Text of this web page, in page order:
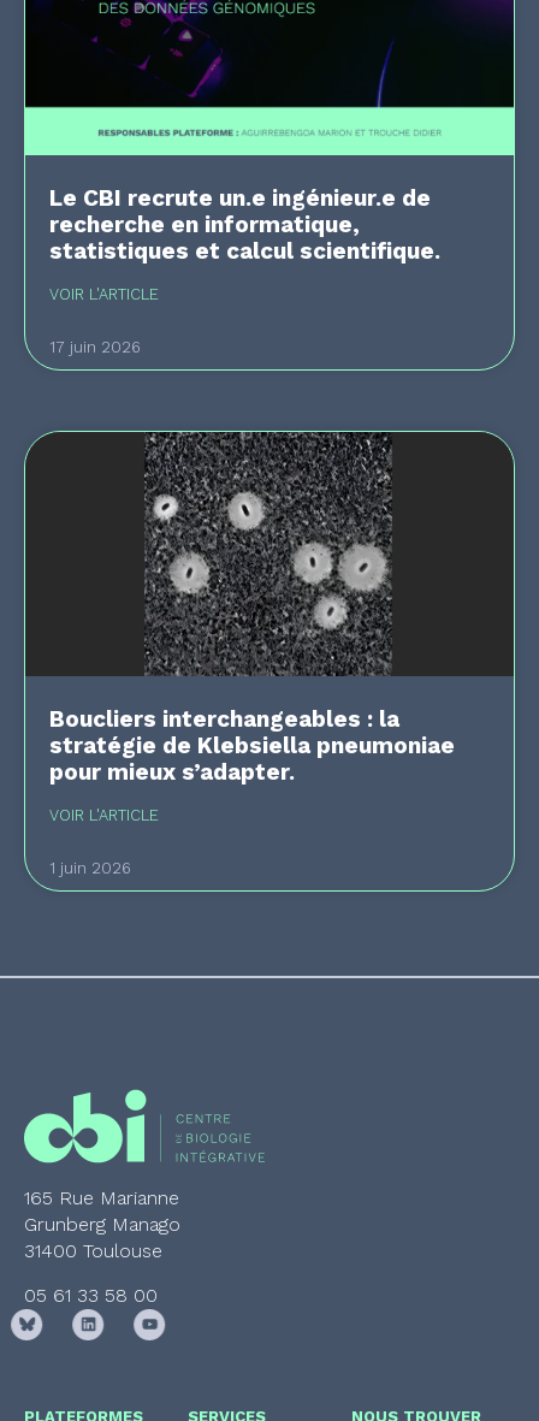
Le CBI recrute un.e ingénieur.e de
recherche en informatique,
statistiques et calcul scientifique.
VOIR L'ARTICLE
17 juin 2026
Boucliers interchangeables : la
stratégie de Klebsiella pneumoniae
pour mieux s’adapter.
VOIR L'ARTICLE
1 juin 2026
165 Rue Marianne
Grunberg Manago
31400 Toulouse
05 61 33 58 00
PLATEFORMES SERVICES NOUS TROUVER